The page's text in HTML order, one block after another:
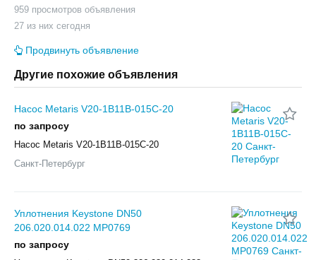
959 просмотров объявления
27 из них сегодня
Продвинуть объявление
Другие похожие объявления
Насос Metaris V20-1B11B-015C-20
по запросу
Насос Metaris V20-1B11B-015C-20
Санкт-Петербург
Уплотнения Keystone DN50
206.020.014.022 MP0769
по запросу